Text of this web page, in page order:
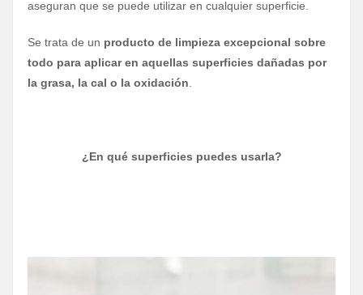
aseguran que se puede utilizar en cualquier superficie.
Se trata de un producto de limpieza excepcional sobre
todo para aplicar en aquellas superficies dañadas por
la grasa, la cal o la oxidación.
¿En qué superficies puedes usarla?